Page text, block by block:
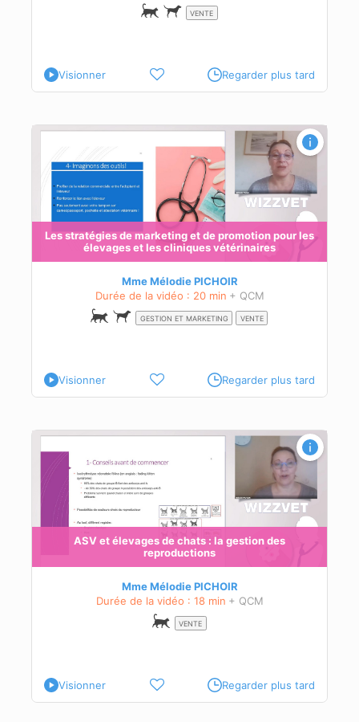
VENTE
Visionner Regarder plus tard
Les stratégies de marketing et de promotion pour les
élevages et les cliniques vétérinaires
Mme Mélodie PICHOIR
Durée de la vidéo : 20 min + QCM
GESTION ET MARKETING VENTE
Visionner Regarder plus tard
ASV et élevages de chats : la gestion des
reproductions
Mme Mélodie PICHOIR
Durée de la vidéo : 18 min + QCM
VENTE
Visionner Regarder plus tard